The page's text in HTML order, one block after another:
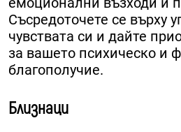
Съсредоточете се върху
чувствата си и дайте
за вашето психическо и
благополучие.
Близнаци